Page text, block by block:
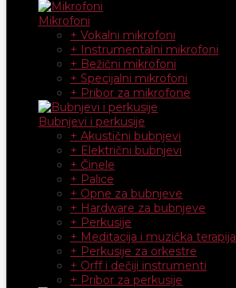
Mikrofoni
+ Vokalni mikrofoni
+ Instrumentalni mikrofoni
+ Bežični mikrofoni
+ Specijalni mikrofoni
+ Pribor za mikrofone
Bubnjevi i perkusije
+ Akustični bubnjevi
+ Električni bubnjevi
+ Činele
+ Palice
+ Opne za bubnjeve
+ Hardware za bubnjeve
+ Perkusije
+ Meditacija i muzička terapija
+ Perkusije za orkestre
+ Orff i dečiji instrumenti
+ Pribor za perkusije